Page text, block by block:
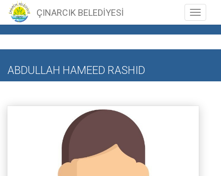
Toggle
ÇINARCIK BELEDİYESİ
ABDULLAH HAMEED RASHID